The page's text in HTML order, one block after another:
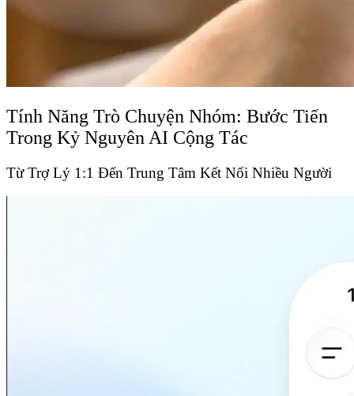
Tính Năng Trò Chuyện Nhóm: Bước Tiến
Trong Kỷ Nguyên AI Cộng Tác
Từ Trợ Lý 1:1 Đến Trung Tâm Kết Nối Nhiều Người